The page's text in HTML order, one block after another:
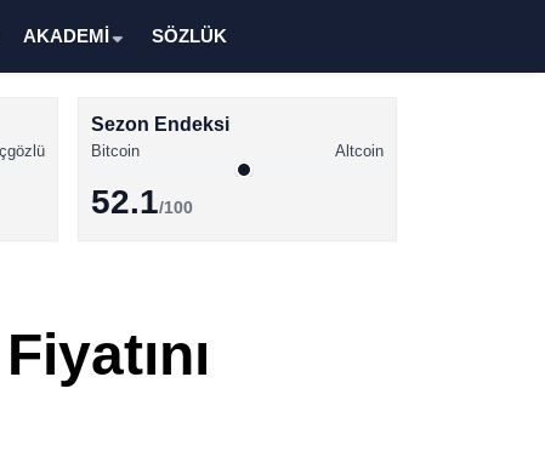
AKADEMİ SÖZLÜK
Sezon Endeksi
Bitcoin Altcoin
52.1/100